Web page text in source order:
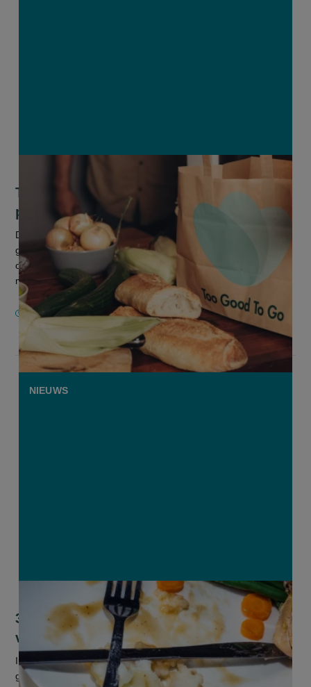
Too good to go koestert ambitieuze
plannen
De Deense app Too good to go werd 2 jaar geleden in België
geïntroduceerd en kent een groot succes. De Belgische
ondernemer Jonas Malisse (29) die de app hier lanceerde,
mag nu ook hetzelfde...
30 SEPTEMBER 2020
3 op 4 consumenten spant zich in om
voedselverspilling tegen te gaan
In januari en februari van dit jaar deed Euroconsumers, een
groep consumentenverenigingen waar ook Test Aankoop deel
NIEUWS